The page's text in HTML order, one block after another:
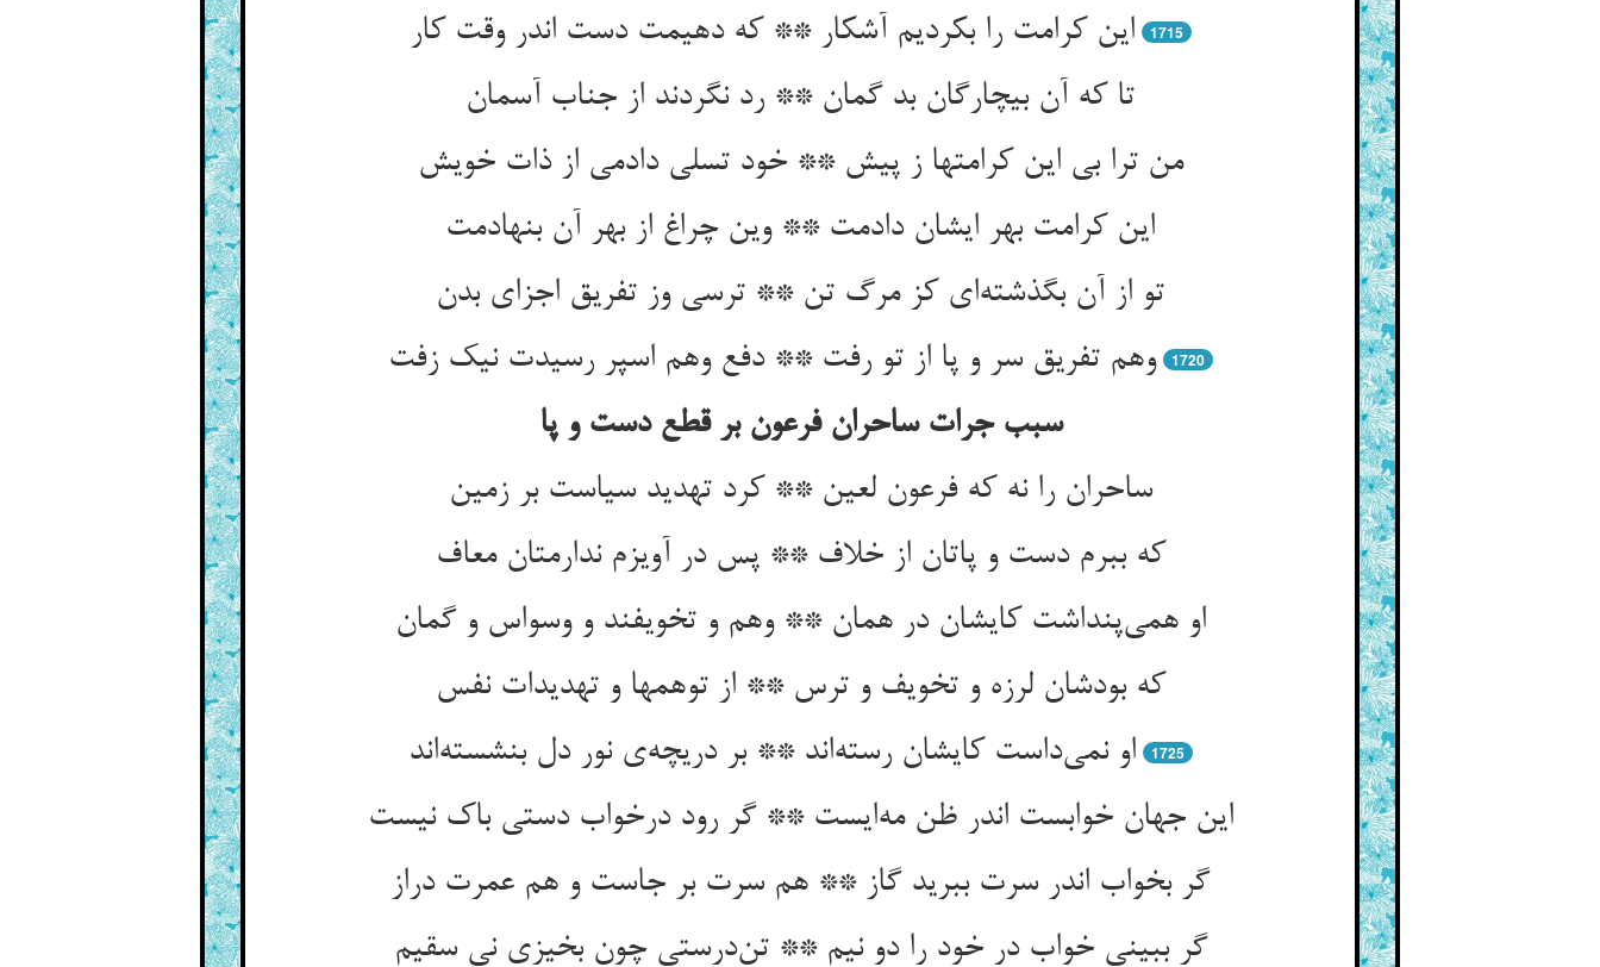
این کرامت را بکردیم آشکار ** که دهیمت دست اندر وقت کار
1715
تا که آن بیچارگان بد گمان ** رد نگردند از جناب آسمان
من ترا بی این کرامتها ز پیش ** خود تسلی دادمی از ذات خویش
این کرامت بهر ایشان دادمت ** وین چراغ از بهر آن بنهادمت
تو از آن بگذشته‌ای کز مرگ تن ** ترسی وز تفریق اجزای بدن
وهم تفریق سر و پا از تو رفت ** دفع وهم اسپر رسیدت نیک زفت
1720
سبب جرات ساحران فرعون بر قطع دست و پا
ساحران را نه که فرعون لعین ** کرد تهدید سیاست بر زمین
که ببرم دست و پاتان از خلاف ** پس در آویزم ندارمتان معاف
او همی‌پنداشت کایشان در همان ** وهم و تخویفند و وسواس و گمان
که بودشان لرزه و تخویف و ترس ** از توهمها و تهدیدات نفس
او نمی‌داست کایشان رسته‌اند ** بر دریچه‌ی نور دل بنشسته‌اند
1725
این جهان خوابست اندر ظن مه‌ایست ** گر رود درخواب دستی باک نیست
گر بخواب اندر سرت ببرید گاز ** هم سرت بر جاست و هم عمرت دراز
گر ببینی خواب در خود را دو نیم ** تن‌درستی چون بخیزی نی سقیم